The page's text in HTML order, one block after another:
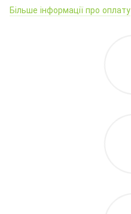
Більше інформації про оплату